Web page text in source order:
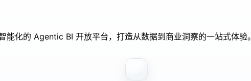
化的 Agentic BI 开放平台，打造从数据到商业洞察的一站式体验